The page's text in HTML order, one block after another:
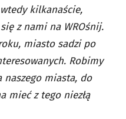
kilkanaście,
z nami na WROśnij.
miasto sadzi po
Robimy
naszego miasta, do
mieć z tego niezłą